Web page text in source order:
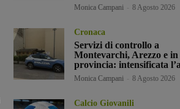
Monica Campani 8 Agosto 2026
Cronaca
Servizi di controllo a
Montevarchi, Arezzo e in
provincia: intensificata
Monica Campani 8 Agosto 2026
Calcio Giovanili